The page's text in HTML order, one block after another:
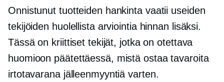
Onnistunut tuotteiden hankinta vaatii useiden
tekijöiden huolellista arviointia hinnan lisäksi.
Tässä on kriittiset tekijät, jotka on otettava
huomioon päätettäessä, mistä ostaa tavaroita
irtotavarana jälleenmyyntiä varten.